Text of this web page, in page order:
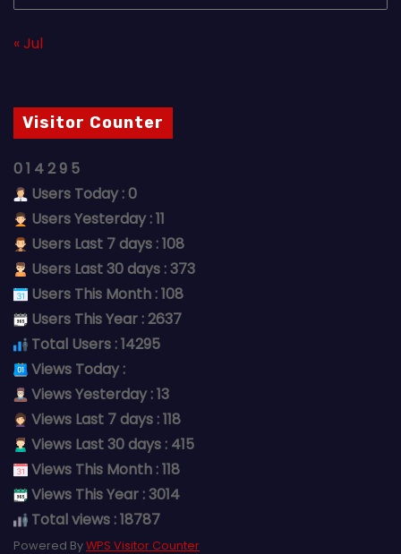
« Jul
Visitor Counter
01 429 5
Users Today : 0
Users Yesterday : 11
Users Last 7 days : 108
Users Last 30 days : 373
Users This Month : 108
Users This Year : 2637
Total Users : 14295
Views Today :
Views Yesterday : 13
Views Last 7 days : 118
Views Last 30 days : 415
Views This Month : 118
Views This Year : 3014
Total views : 18787
Powered ByWPS Visitor Counter